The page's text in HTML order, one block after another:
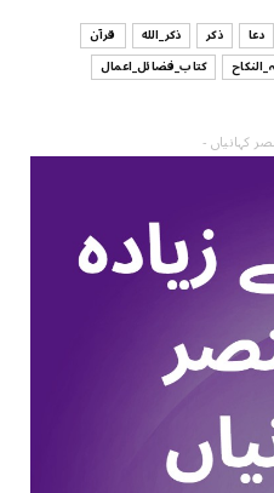
دعا ذکر ذکر_الله
قرآن
کتاب_فضائل_اعمال
کہانیاں -